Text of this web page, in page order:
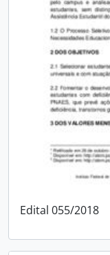
Edital 055/2018